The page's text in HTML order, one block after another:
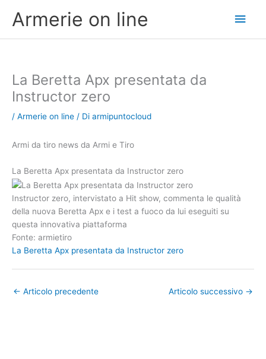
Armerie on line
La Beretta Apx presentata da
Instructor zero
/ Armerie on line / Di armipuntocloud
Armi da tiro news da Armi e Tiro
La Beretta Apx presentata da Instructor zero
Instructor zero, intervistato a Hit show, commenta le qualità
della nuova Beretta Apx e i test a fuoco da lui eseguiti su
questa innovativa piattaforma
Fonte: armietiro
La Beretta Apx presentata da Instructor zero
← Articolo precedente Articolo successivo →